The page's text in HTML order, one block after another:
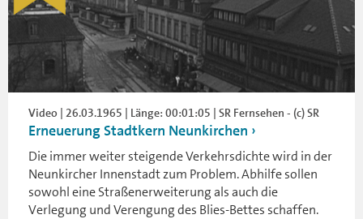
Video | 26.03.1965 | Länge: 00:01:05 | SR Fernsehen - (c) SR
Erneuerung Stadtkern Neunkirchen
Die immer weiter steigende Verkehrsdichte wird in der
Neunkircher Innenstadt zum Problem. Abhilfe sollen
sowohl eine Straßenerweiterung als auch die
Verlegung und Verengung des Blies-Bettes schaffen.